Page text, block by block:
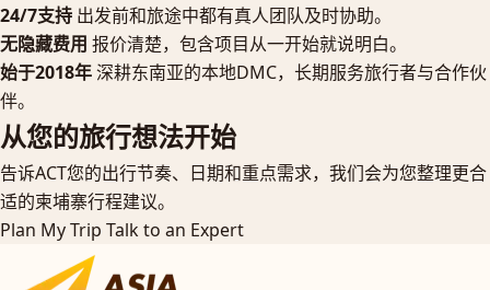
24/7支持 出发前和旅途中都有真人团队及时协助。
无隐藏费用 报价清楚，包含项目从一开始就说明白。
始于2018年深耕东南亚的本地DMC，长期服务旅行者与合作伙
伴。
从您的旅行想法开始
告诉ACT您的出行节奏、日期和重点需求，我们会为您整理更合
适的柬埔寨行程建议。
Plan My Trip Talk to an Expert